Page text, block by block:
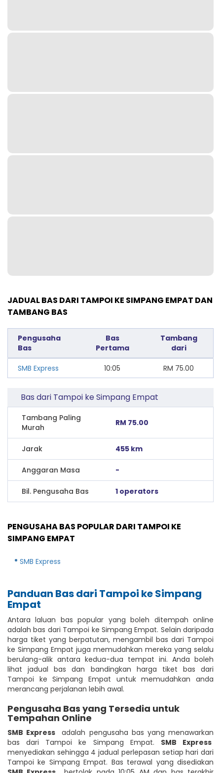
JADUAL BAS DARI TAMPOI KE SIMPANG EMPAT DAN
TAMBANG BAS
Pengusaha
Bas
Bas
Pertama
Tambang
dari
SMB Express 10:05 RM 75.00
Bas dari Tampoi ke Simpang Empat
Tambang Paling
Murah
RM 75.00
Jarak 455 km
Anggaran Masa -
Bil. Pengusaha Bas 1 operators
PENGUSAHA BAS POPULAR DARI TAMPOI KE
SIMPANG EMPAT
SMB Express
Panduan Bas dari Tampoi ke Simpang
Empat
Antara laluan bas popular yang boleh ditempah online
adalah bas dari Tampoi ke Simpang Empat. Selain daripada
harga tiket yang berpatutan, mengambil bas dari Tampoi
ke Simpang Empat juga memudahkan mereka yang selalu
berulang-alik antara kedua-dua tempat ini. Anda boleh
lihat jadual bas dan bandingkan harga tiket bas dari
Tampoi ke Simpang Empat untuk memudahkan anda
merancang perjalanan lebih awal.
Pengusaha Bas yang Tersedia untuk
Tempahan Online
SMB Express
adalah pengusaha bas yang menawarkan
bas dari Tampoi ke Simpang Empat. SMB Express
menyediakan sehingga 4 jadual perlepasan setiap hari dari
Tampoi ke Simpang Empat. Bas terawal yang disediakan